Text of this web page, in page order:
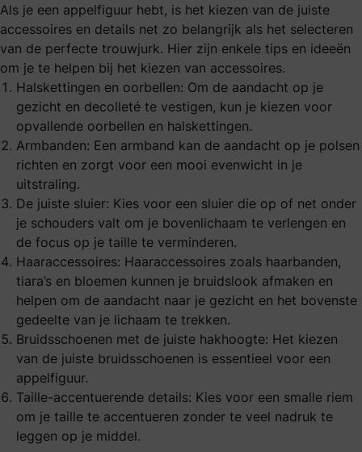
Als je een appelfiguur hebt, is het kiezen van de juiste
accessoires en details net zo belangrijk als het selecteren
van de perfecte trouwjurk. Hier zijn enkele tips en ideeën
om je te helpen bij het kiezen van accessoires.
Halskettingen en oorbellen: Om de aandacht op je
gezicht en decolleté te vestigen, kun je kiezen voor
opvallende oorbellen en halskettingen.
Armbanden: Een armband kan de aandacht op je polsen
richten en zorgt voor een mooi evenwicht in je
uitstraling.
De juiste sluier: Kies voor een sluier die op of net onder
je schouders valt om je bovenlichaam te verlengen en
de focus op je taille te verminderen.
Haaraccessoires: Haaraccessoires zoals haarbanden,
tiara’s en bloemen kunnen je bruidslook afmaken en
helpen om de aandacht naar je gezicht en het bovenste
gedeelte van je lichaam te trekken.
Bruidsschoenen met de juiste hakhoogte: Het kiezen
van de juiste bruidsschoenen is essentieel voor een
appelfiguur.
Taille-accentuerende details: Kies voor een smalle riem
om je taille te accentueren zonder te veel nadruk te
leggen op je middel.